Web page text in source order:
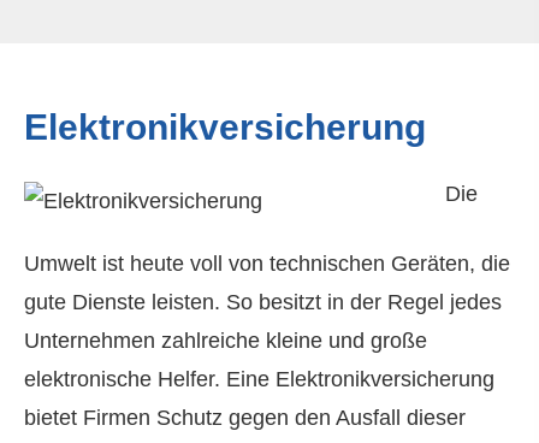
Elektronikversicherung
Die
Umwelt ist heute voll von technischen Geräten, die
gute Dienste leisten. So besitzt in der Regel jedes
Unternehmen zahlreiche kleine und große
elektronische Helfer. Eine Elektronikversicherung
bietet Firmen Schutz gegen den Ausfall dieser